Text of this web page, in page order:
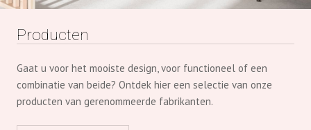
Producten
Gaat u voor het mooiste design, voor functioneel of een
combinatie van beide? Ontdek hier een selectie van onze
producten van gerenommeerde fabrikanten.